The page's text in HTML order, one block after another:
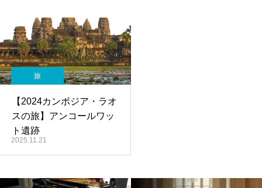
ピアノを教える人へ
旅
【2024カンボジア・ラオ
スの旅】アンコールワッ
ト遺跡
2025.11.21